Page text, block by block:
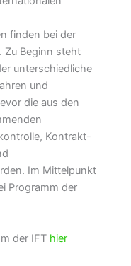
finden bei der
Zu Beginn steht
unterschiedliche
und
die aus den
Kontrakt-
Im Mittelpunkt
Programm der
der IFT hier